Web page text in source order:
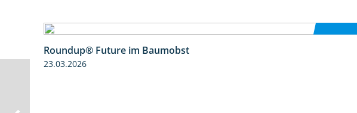
Roundup® Future im Baumobst
23.03.2026